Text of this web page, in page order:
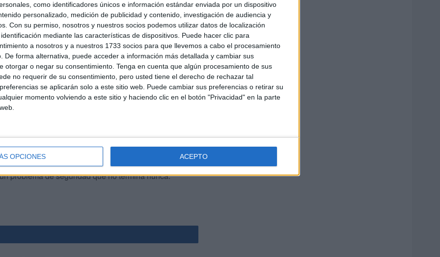
como identificadores únicos e información estándar enviada por un dispositivo
personalizado, medición de publicidad y contenido, investigación de audiencia y
Con su permiso, nosotros y nuestros socios podemos utilizar datos de localización
mediante las características de dispositivos. Puede hacer clic para
a nosotros y a nuestros 1733 socios para que llevemos a cabo el procesamiento
De forma alternativa, puede acceder a información más detallada y cambiar sus
otorgar o negar su consentimiento. Tenga en cuenta que algún procesamiento de sus
no requerir de su consentimiento, pero usted tiene el derecho de rechazar tal
se aplicarán solo a este sitio web. Puede cambiar sus preferencias o retirar su
momento volviendo a este sitio y haciendo clic en el botón "Privacidad" en la parte
OPCIONES ACEPTO
que finalizara el toque de queda, sobre las 5:30, se
Sumados a los anteriores hacen los cuatro
además en la zona cercana a Arcos Quebrados, un
mismo sábado por la tarde también se declaró
de Bomberos a este periódico, los cuales se han
el problema social que tiene Ceuta: el vandalismo
problema de seguridad que no termina nunca.